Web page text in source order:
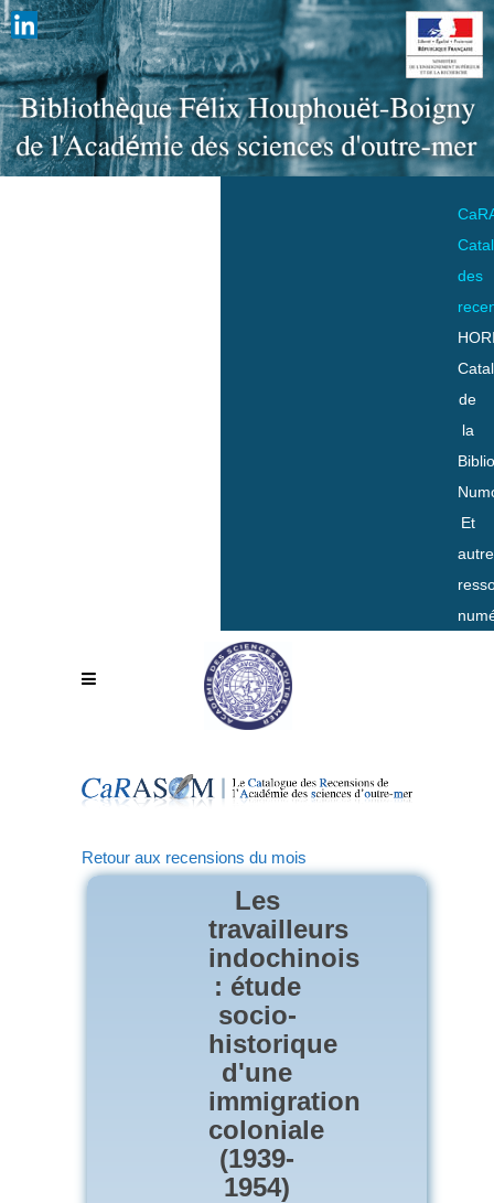
des
de
la
Et
Retour aux recensions du mois
Les
travailleurs
indochinois
: étude
socio-
historique
d'une
immigration
coloniale
(1939-
1954)